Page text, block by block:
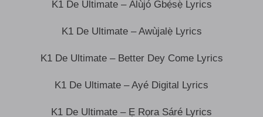
K1 De Ultimate – Àlùjó Gbẹ́sẹ̀ Lyrics
K1 De Ultimate – Awùjalẹ̀ Lyrics
K1 De Ultimate – Better Dey Come Lyrics
K1 De Ultimate – Ayé Digital Lyrics
K1 De Ultimate – Ẹ Rọra Sáré Lyrics